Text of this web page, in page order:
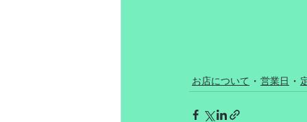
お店について 営業日